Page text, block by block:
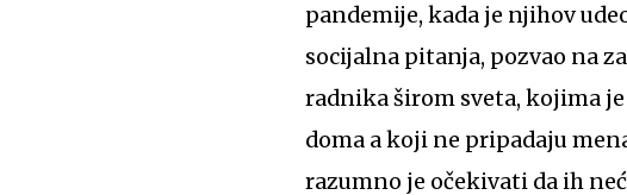
pandemije, kada je njihov
socijalna pitanja, pozvao na
radnika širom sveta, kojima
doma a koji ne pripadaju
razumno je očekivati da ih